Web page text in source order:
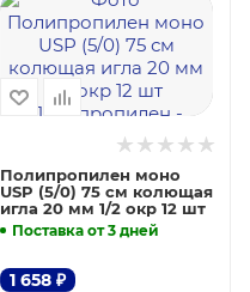
Полипропилен моно
USP (5/0) 75 см колющая
игла 20 мм 1/2 окр 12 шт
Поставка от 3 дней
1 658₽